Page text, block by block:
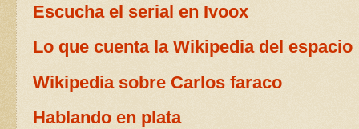
Escucha el serial en Ivoox
Lo que cuenta la Wikipedia del espacio
Wikipedia sobre Carlos faraco
Hablando en plata